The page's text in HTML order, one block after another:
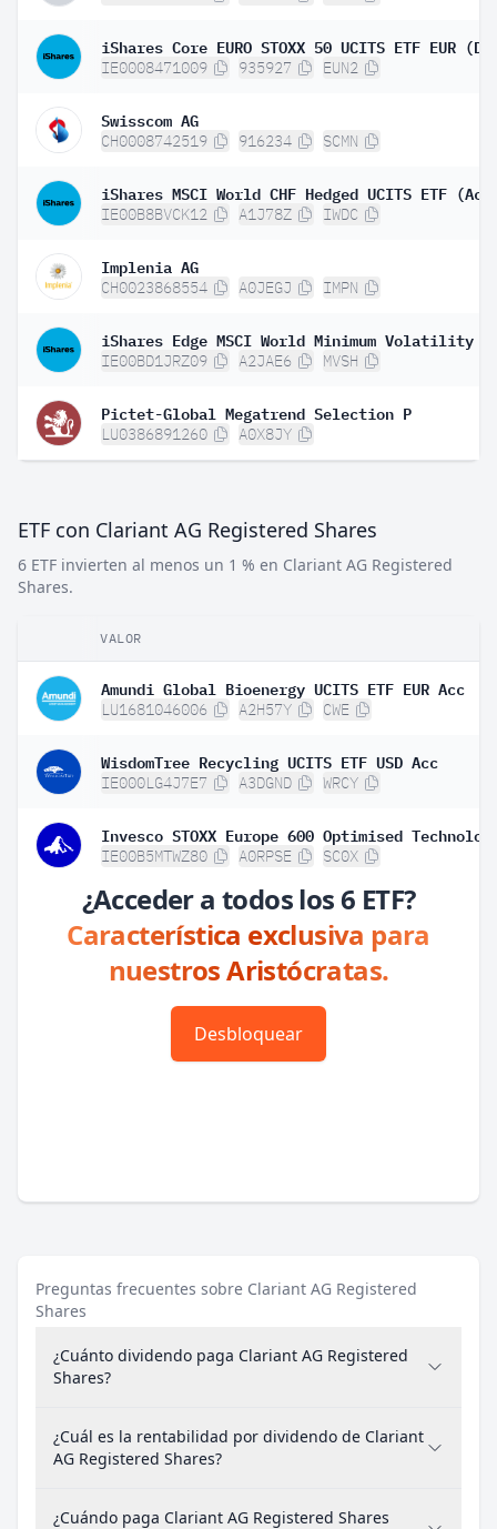
iShares Core EURO STOXX 50 UCITS ETF EUR
IE0008471009 935927 EUN2
Swisscom AG
CH0008742519 916234 SCMN
iShares MSCI World CHF Hedged UCITS ETF
IE00B8BVCK12 A1J78Z IWDC
Implenia AG
CH0023868554 A0JEGJ IMPN
IE00BD1JRZ09 A2JAE6 MVSH
Pictet-Global Megatrend Selection P
LU0386891260 A0X8JY
ETF con Clariant AG Registered Shares
6 ETF invierten al menos un 1 % en Clariant AG Registered
Shares.
VALOR
Amundi Global Bioenergy UCITS ETF EUR Acc
LU1681046006 A2H57Y CWE
WisdomTree Recycling UCITS ETF USD Acc
IE000LG4J7E7 A3DGND WRCY
IE00B5MTWZ80 A0RPSE SC0X
¿Acceder a todos los 6 ETF?
Característica exclusiva para
nuestros Aristócratas.
Desbloquear
Preguntas frecuentes sobre Clariant AG Registered
Shares
¿Cuánto dividendo paga Clariant AG Registered
Shares?
¿Cuál es la rentabilidad por dividendo de Clariant
AG Registered Shares?
¿Cuándo paga Clariant AG Registered Shares